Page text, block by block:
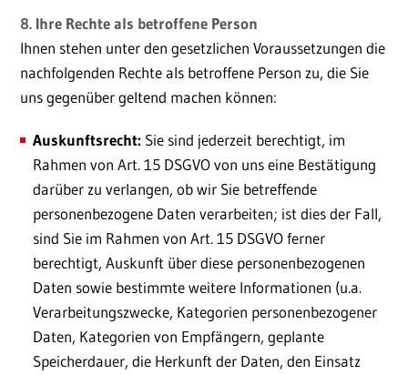
8. Ihre Rechte als betroffene Person
Ihnen stehen unter den gesetzlichen Voraussetzungen die
nachfolgenden Rechte als betroffene Person zu, die Sie
uns gegenüber geltend machen können:
Auskunftsrecht: Sie sind jederzeit berechtigt, im
Rahmen von Art. 15 DSGVO von uns eine Bestätigung
darüber zu verlangen, ob wir Sie betreffende
personenbezogene Daten verarbeiten; ist dies der Fall,
sind Sie im Rahmen von Art. 15 DSGVO ferner
berechtigt, Auskunft über diese personenbezogenen
Daten sowie bestimmte weitere Informationen (u.a.
Verarbeitungszwecke, Kategorien personenbezogener
Daten, Kategorien von Empfängern, geplante
Speicherdauer, die Herkunft der Daten, den Einsatz